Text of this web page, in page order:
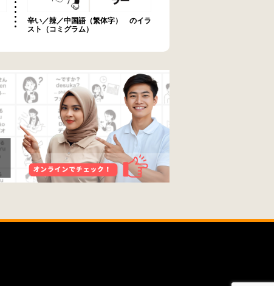
辛い／辣／中国語（繁体字） のイラ
スト（コミグラム）